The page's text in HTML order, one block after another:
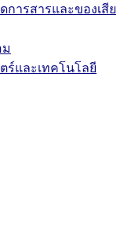
การสารและของเสีย
ร์และเทคโนโลยี